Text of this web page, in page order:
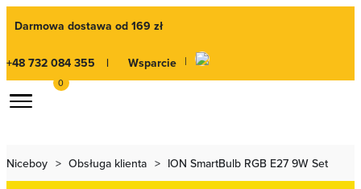
Darmowa dostawa od 169 zł
+48 732 084 355 | Wsparcie |
0
Niceboy Obsługa klienta ION SmartBulb RGB E27 9W Set